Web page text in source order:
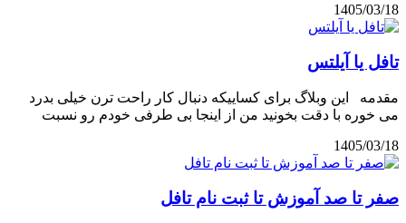
1405/03/18
تافل یا آیلتس
مقدمه این وبلاگ برای کساییکه دنبال کار راحت ترن خیلی بدرد
می خوره با دقت بخونید من از اینجا بی طرفی خودم رو نسبت
1405/03/18
صفر تا صد آموزش تا ثبت نام تافل